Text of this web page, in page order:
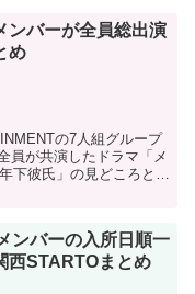
ンバーが全員総出演
め
の7人組グループ
員が共演したドラマ「メ
下彼氏」の見どころとス
ンバーの入所日順一
西STARTOまとめ